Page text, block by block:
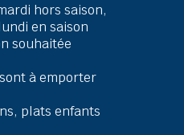
hors saison,
en saison
souhaitée
à emporter
plats enfants